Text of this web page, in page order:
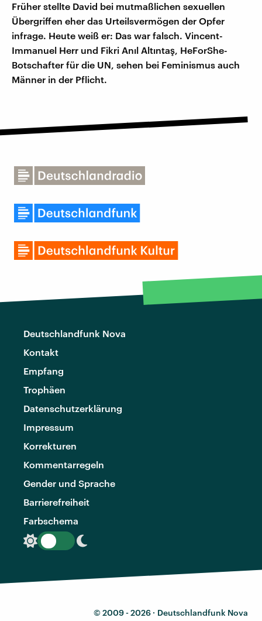
Früher stellte David bei mutmaßlichen sexuellen
Übergriffen eher das Urteilsvermögen der Opfer
infrage. Heute weiß er: Das war falsch. Vincent-
Immanuel Herr und Fikri Anıl Altıntaş, HeForShe-
Botschafter für die UN, sehen bei Feminismus auch
Männer in der Pflicht.
Deutschlandfunk Nova
Kontakt
Empfang
Trophäen
Datenschutzerklärung
Impressum
Korrekturen
Kommentarregeln
Gender und Sprache
Barrierefreiheit
Farbschema
© 2009 - 2026 · Deutschlandfunk Nova